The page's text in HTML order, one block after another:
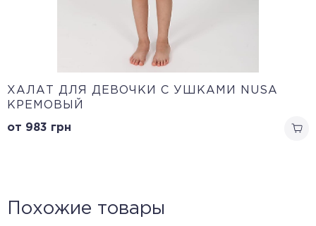
ХАЛАТ ДЛЯ ДЕВОЧКИ С УШКАМИ NUSA
КРЕМОВЫЙ
от 983 грн
Похожие товары